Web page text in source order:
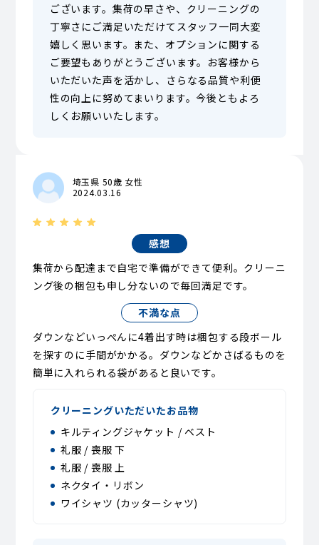
ございます。集荷の早さや、クリーニングの
丁寧さにご満足いただけてスタッフ一同大変
嬉しく思います。また、オプションに関する
ご要望もありがとうございます。お客様から
いただいた声を活かし、さらなる品質や利便
性の向上に努めてまいります。今後ともよろ
しくお願いいたします。
埼玉県 50歳 女性
2024.03.16
感想
集荷から配達まで自宅で準備ができて便利。クリーニ
ング後の梱包も申し分ないので毎回満足です。
不満な点
ダウンなどいっぺんに4着出す時は梱包する段ボール
を探すのに手間がかかる。ダウンなどかさばるものを
簡単に入れられる袋があると良いです。
クリーニングいただいたお品物
キルティングジャケット / ベスト
礼服 / 喪服 下
礼服 / 喪服 上
ネクタイ・リボン
ワイシャツ (カッターシャツ)